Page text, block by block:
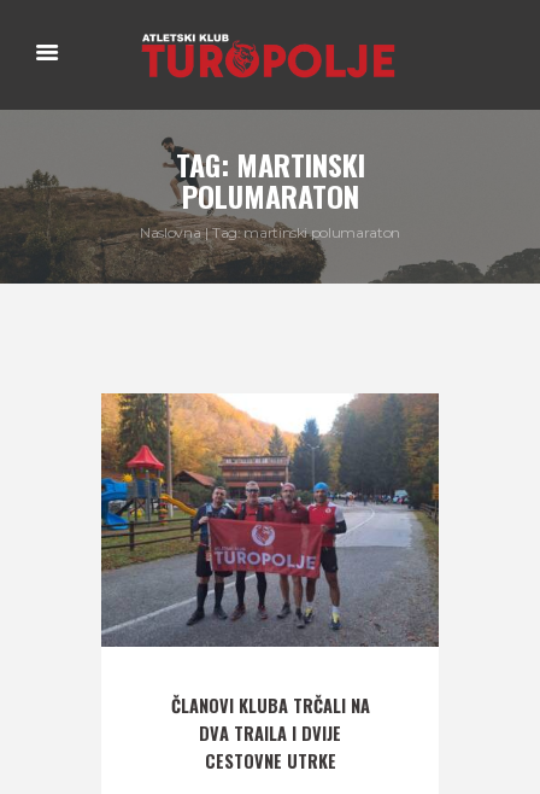
TAG: MARTINSKI
POLUMARATON
Naslovna Tag: martinski polumaraton
ČLANOVI KLUBA TRČALI NA
DVA TRAILA I DVIJE
CESTOVNE UTRKE